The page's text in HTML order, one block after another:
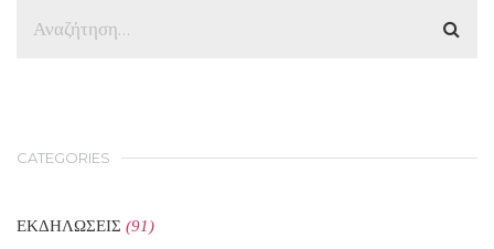
CATEGORIES
ΕΚΔΗΛΩΣΕΙΣ (91)